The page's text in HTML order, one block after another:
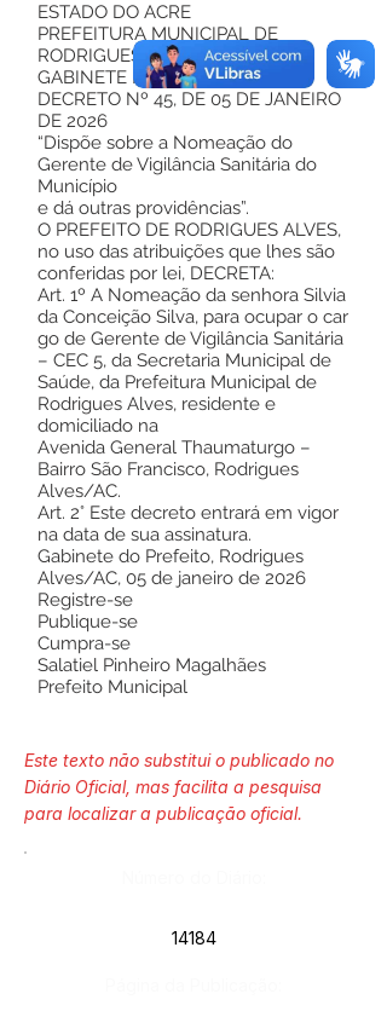
ESTADO DO ACRE
PREFEITURA MUNICIPAL DE
RODRIGUES ALVES
GABINETE DO PREFEITO
DECRETO Nº 45, DE 05 DE JANEIRO
DE 2026
“Dispõe sobre a Nomeação do
Gerente de Vigilância Sanitária do
Município
e dá outras providências”.
O PREFEITO DE RODRIGUES ALVES,
no uso das atribuições que lhes são
conferidas por lei, DECRETA:
Art. 1º A Nomeação da senhora Silvia
da Conceição Silva, para ocupar o car
go de Gerente de Vigilância Sanitária
– CEC 5, da Secretaria Municipal de
Saúde, da Prefeitura Municipal de
Rodrigues Alves, residente e
domiciliado na
Avenida General Thaumaturgo –
Bairro São Francisco, Rodrigues
Alves/AC.
Art. 2° Este decreto entrará em vigor
na data de sua assinatura.
Gabinete do Prefeito, Rodrigues
Alves/AC, 05 de janeiro de 2026
Registre-se
Publique-se
Cumpra-se
Salatiel Pinheiro Magalhães
Prefeito Municipal
Este texto não substitui o publicado no
Diário Oficial, mas facilita a pesquisa
para localizar a publicação oficial.
14184